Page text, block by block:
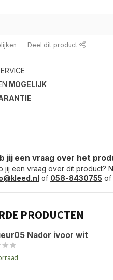
Deel dit product
MOGELIJK
jij een vraag over het
jij een vraag over dit product?
of 058-8430755 of
PRODUCTEN
Nador ivoor wit